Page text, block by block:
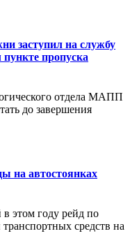
заступил на службу
пропуска
отдела МАПП
до завершения
на автостоянках
этом году рейд по
средств на